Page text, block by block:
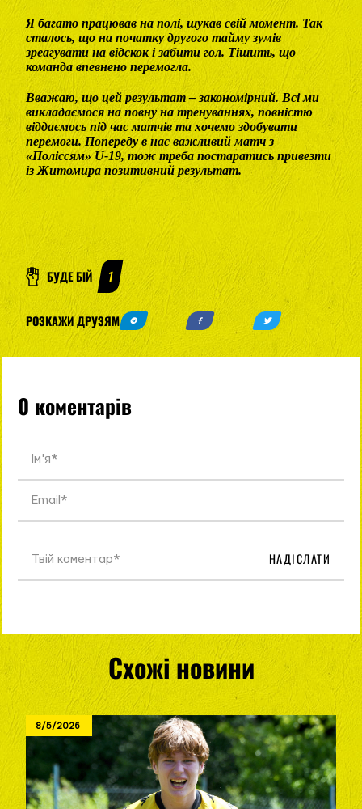
Я багато працював на полі, шукав свій момент. Так
сталось, що на початку другого тайму зумів
зреагувати на відскок і забити гол. Тішить, що
команда впевнено перемогла.
Вважаю, що цей результат – закономірний. Всі ми
викладаємося на повну на тренуваннях, повністю
віддаємось під час матчів та хочемо здобувати
перемоги. Попереду в нас важливий матч з
«Поліссям» U-19, тож треба постаратись привезти
із Житомира позитивний результат.
БУДЕ БІЙ 1
РОЗКАЖИ ДРУЗЯМ
0 коментарів
НАДІСЛАТИ
Схожі новини
8/5/2026